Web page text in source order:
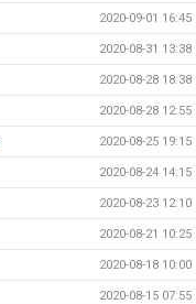
2020-09-01 16:45
2020-08-31 13:38
2020-08-28 18:38
2020-08-28 12:55
2020-08-25 19:15
2020-08-24 14:15
2020-08-23 12:10
2020-08-21 10:25
2020-08-18 10:00
2020-08-15 07:55